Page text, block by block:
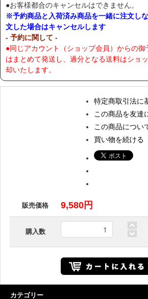
●お客様都合のキャンセルはできません。
※予約商品と入荷済み商品を一緒に注文し
文した場合はキャンセルします
- 予約に関して -
●同じアカウント（ショップ会員）からの
はまとめて発送し、過分となる送料はショ
却いたします。
特定商取引法に
この商品を友達
この商品につい
買い物を続ける
販売価格 9,580円
購入数
カテゴリー